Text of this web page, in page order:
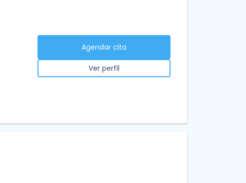
Agendar cita
Ver perfil